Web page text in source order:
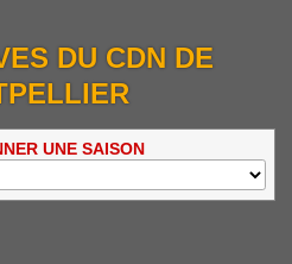
DU CDN DE
UNE SAISON